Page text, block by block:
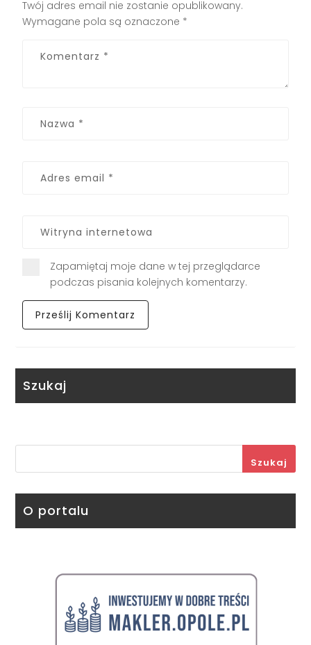
Twój adres email nie zostanie opublikowany.
Wymagane pola są oznaczone *
Zapamiętaj moje dane w tej przeglądarce
podczas pisania kolejnych komentarzy.
Szukaj
Szukaj
O portalu